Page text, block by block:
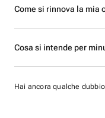
Come si rinnova la mia
Cosa si intende per
Hai ancora qualche